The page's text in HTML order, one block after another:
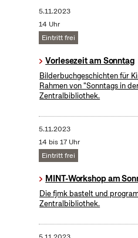
5.11.2023
14 Uhr
Eintritt frei
Vorlesezeit am Sonntag
Bilderbuchgeschichten für
Rahmen von "Sonntags in
Zentralbibliothek.
5.11.2023
14 bis 17 Uhr
Eintritt frei
MINT-Workshop am
Die fjmk bastelt und
Zentralbibliothek.